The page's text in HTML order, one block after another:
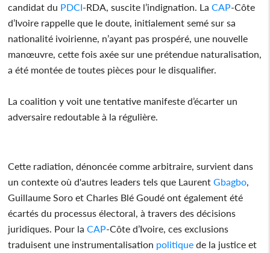
candidat du PDCI-RDA, suscite l’indignation. LaCAP-Côte
d’Ivoire rappelle que le doute, initialement semé sur sa
nationalité ivoirienne, n’ayant pas prospéré, une nouvelle
manœuvre, cette fois axée sur une prétendue naturalisation,
a été montée de toutes pièces pour le disqualifier.
La coalition y voit une tentative manifeste d’écarter un
adversaire redoutable à la régulière.
Cette radiation, dénoncée comme arbitraire, survient dans
un contexte où d'autres leaders tels que LaurentGbagbo
Guillaume Soro et Charles Blé Goudé ont également été
écartés du processus électoral, à travers des décisions
juridiques. Pour laCAP-Côte d’Ivoire, ces exclusions
traduisent une instrumentalisation politique de la justice et